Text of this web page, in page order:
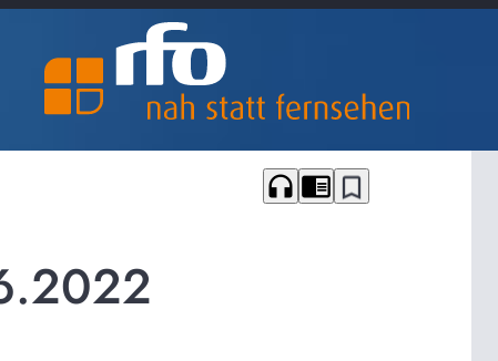
headphones chrome_reader_mode bookmark_border